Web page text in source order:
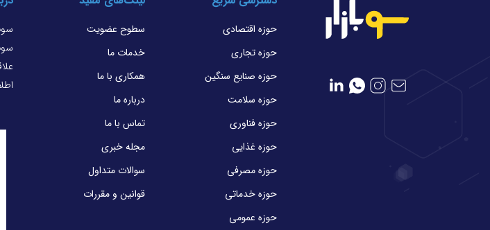
حوزه اقتصادی
حوزه تجاری
حوزه صنایع سنگین
حوزه سلامت
حوزه فناوری
حوزه غذایی
حوزه مصرفی
حوزه خدماتی
حوزه عمومی
سطوح عضویت
خدمات ما
همکاری با ما
درباره ما
تماس با ما
مجله خبری
سوالات متداول
قوانین و مقررات